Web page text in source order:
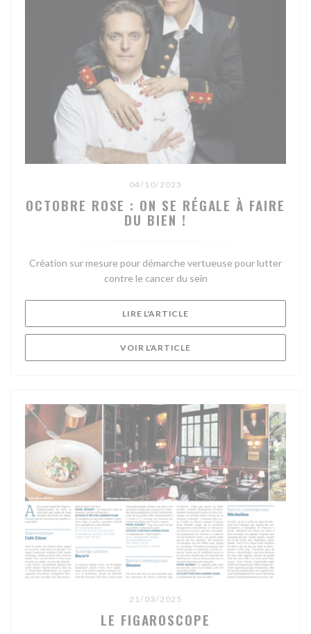
04/10/2025
OCTOBRE ROSE : ON SE RÉGALE À FAIRE
DU BIEN !
Création sur mesure pour démarche vertueuse pour lutter
contre le cancer du sein
LIRE L'ARTICLE((OUVRE UNE NOUVELLE
VOIR L'ARTICLE((OUVRE UNE NOUVELLE
21/03/2025
LE FIGAROSCOPE